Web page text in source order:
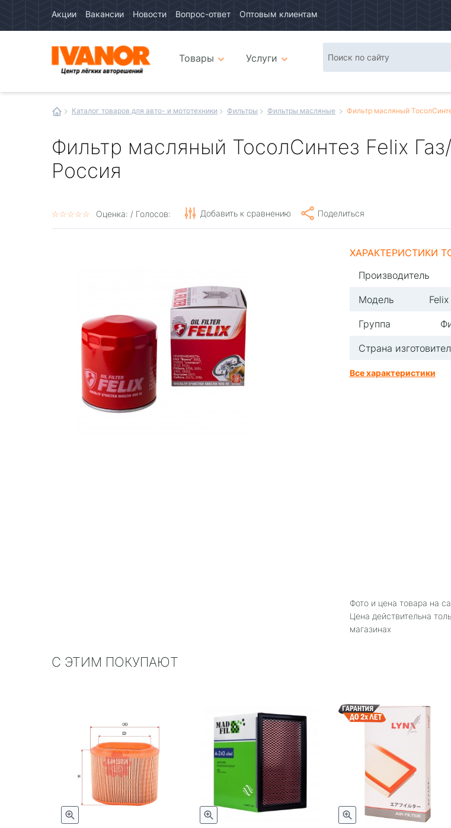
Акции Вакансии Новости Вопрос-ответ Оптовым клиентам
интернетТовары
Услуги
Каталог товаров для авто- и мототехники Фильтры Фильтры масляные Фильтр масляный
Фильтр масляный ТосолСинтез Felix
Россия
☆☆☆☆☆
★★★★★ Оценка: / Голосов: Добавить к сравнению Поделиться
ХАРАКТЕРИСТИКИ
Производитель
Модель
Группа
Страна
Все характеристики
Фото и цена товара на
Цена действительна
магазинах
С ЭТИМ ПОКУПАЮТ
Быстрый просмотр Быстрый